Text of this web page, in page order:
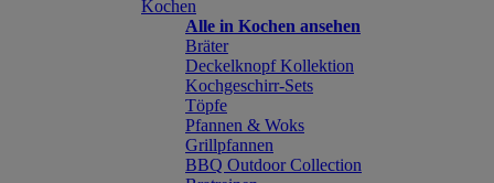
Kochen
Alle in Kochen ansehen
Bräter
Deckelknopf Kollektion
Kochgeschirr-Sets
Töpfe
Pfannen & Woks
Grillpfannen
BBQ Outdoor Collection